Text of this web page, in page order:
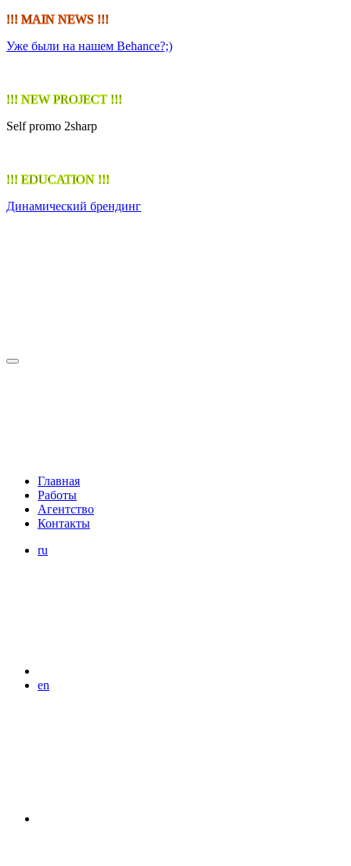
!!! MAIN NEWS !!!
Уже были на нашем Behance?;)
!!! NEW PROJECT !!!
Self promo 2sharp
!!! EDUCATION !!!
Динамический брендинг
Главная
Работы
Агентство
Контакты
ru
en